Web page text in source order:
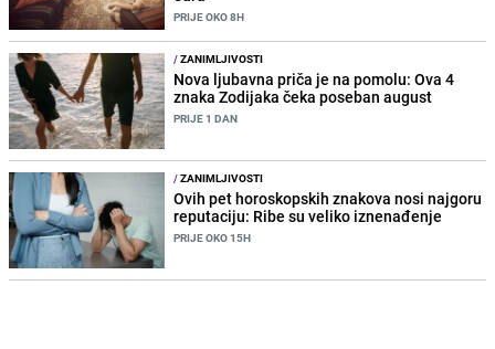
PRIJE OKO 8H
/ZANIMLJIVOSTI
Nova ljubavna priča je na pomolu: Ova 4
znaka Zodijaka čeka poseban august
PRIJE 1 DAN
/ZANIMLJIVOSTI
Ovih pet horoskopskih znakova nosi najgoru
reputaciju: Ribe su veliko iznenađenje
PRIJE OKO 15H